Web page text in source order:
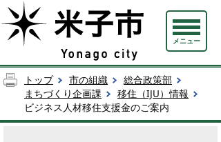
メニュー
トップ 市の組織
総合政策部
まちづくり企画課
移住（IJU）情報
ビジネス人材移住支援金のご案内